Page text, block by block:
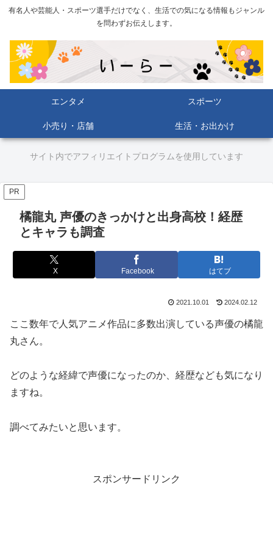
有名人や芸能人・スポーツ選手だけでなく、生活での気になる情報もジャンル
を問わずお伝えします。
エンタメ スポーツ
小売り・店舗 生活・お出かけ
サイト内でアフィリエイトプログラムを使用しています
PR
橘龍丸 声優のきっかけと出身高校！経歴
とキャラも調査
X Facebook はてブ
2021.10.01 2024.02.12
ここ数年で人気アニメ作品に多数出演している声優の橘龍
丸さん。
どのような経緯で声優になったのか、経歴なども気になり
ますね。
調べてみたいと思います。
スポンサードリンク